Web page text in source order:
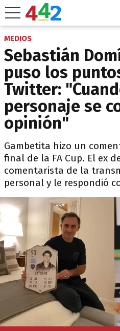
MEDIOS
Sebastián
puso los
Twitter:
personaje se
opinión"
Gambetita hizo un
final de la FA Cup. El ex
comentarista de la
personal y le respondió